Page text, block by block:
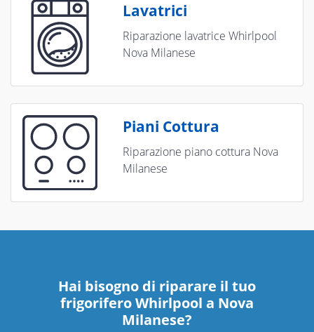
Lavatrici
Riparazione lavatrice Whirlpool
Nova Milanese
Piani Cottura
Riparazione piano cottura Nova
Milanese
Hai bisogno di riparare il tuo
frigorifero Whirlpool a Nova
Milanese?